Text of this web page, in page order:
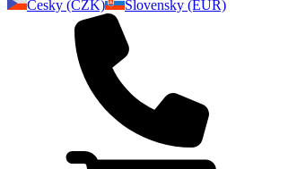
Česky (CZK)
Slovensky (EUR)